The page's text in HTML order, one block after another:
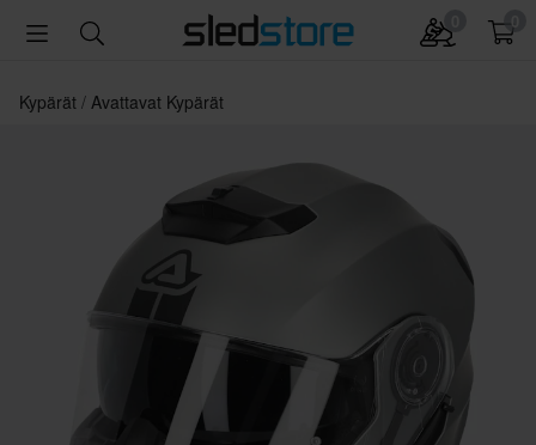
Kypärät Avattavat Kypärät